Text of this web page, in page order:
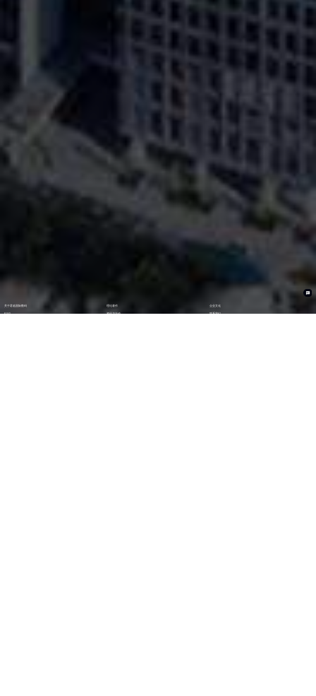
关于君临国际数码 理论著作 企业文化
ESG 资讯与活动 联系我们